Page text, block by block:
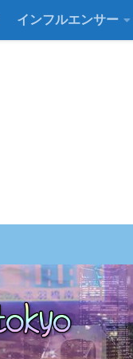
インフルエンサー